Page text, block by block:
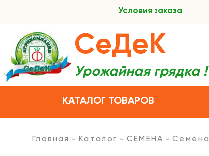
Условия заказа
КАТАЛОГ ТОВАРОВ
СеДеК
Урожайная грядка !
Главная Каталог СЕМЕНА